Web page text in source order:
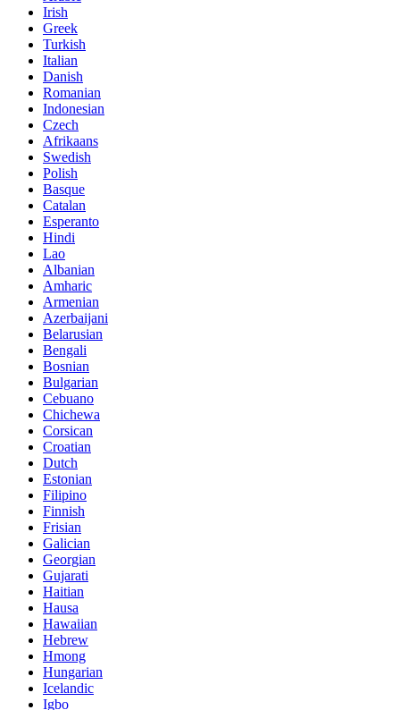
Irish
Greek
Turkish
Italian
Danish
Romanian
Indonesian
Czech
Afrikaans
Swedish
Polish
Basque
Catalan
Esperanto
Hindi
Lao
Albanian
Amharic
Armenian
Azerbaijani
Belarusian
Bengali
Bosnian
Bulgarian
Cebuano
Chichewa
Corsican
Croatian
Dutch
Estonian
Filipino
Finnish
Frisian
Galician
Georgian
Gujarati
Haitian
Hausa
Hawaiian
Hebrew
Hmong
Hungarian
Icelandic
Igbo